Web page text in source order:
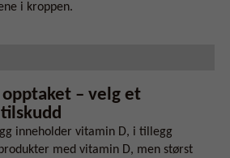
i kroppen.
– velg et
inneholder vitamin D, i tillegg
med vitamin D, men størst